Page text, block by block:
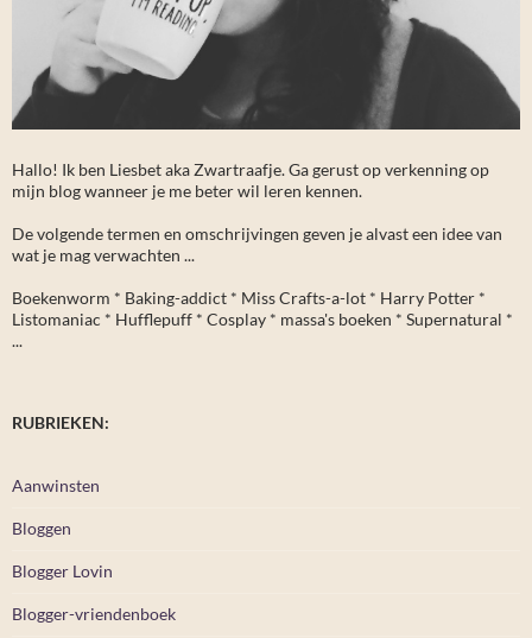
Hallo! Ik ben Liesbet aka Zwartraafje. Ga gerust op verkenning op
mijn blog wanneer je me beter wil leren kennen.
De volgende termen en omschrijvingen geven je alvast een idee van
wat je mag verwachten ...
Boekenworm * Baking-addict * Miss Crafts-a-lot * Harry Potter *
Listomaniac * Hufflepuff * Cosplay * massa's boeken * Supernatural *
...
RUBRIEKEN:
Aanwinsten
Bloggen
Blogger Lovin
Blogger-vriendenboek